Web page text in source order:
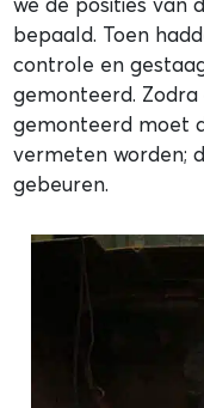
bepaald. Toen
controle en
gemonteerd.
gemonteerd moet
vermeten worden;
gebeuren.